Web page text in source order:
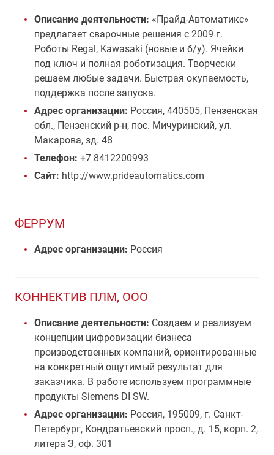
Описание деятельности: «Прайд-Автоматикс»
предлагает сварочные решения с 2009 г.
Роботы Regal, Kawasaki (новые и б/у). Ячейки
под ключ и полная роботизация. Творчески
решаем любые задачи. Быстрая окупаемость,
поддержка после запуска.
Адрес организации: Россия, 440505, Пензенская
обл., Пензенский р-н, пос. Мичуринский, ул.
Макарова, зд. 48
Телефон: +7 8412200993
Сайт: http://www.prideautomatics.com
ФЕРРУМ
Адрес организации: Россия
КОННЕКТИВ ПЛМ, ООО
Описание деятельности: Создаем и реализуем
концепции цифровизации бизнеса
производственных компаний, ориентированные
на конкретный ощутимый результат для
заказчика. В работе используем программные
продукты Siemens DI SW.
Адрес организации: Россия, 195009, г. Санкт-
Петербург, Кондратьевский просп., д. 15, корп. 2,
литера З, оф. 301